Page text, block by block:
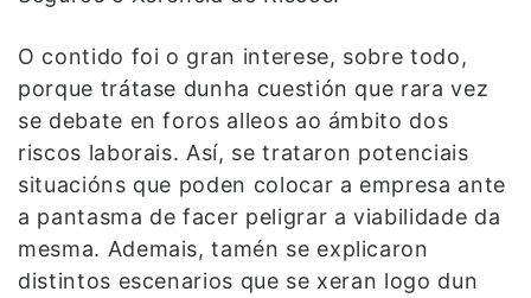
O contido foi o gran interese, sobre todo,
porque trátase dunha cuestión que rara vez
se debate en foros alleos ao ámbito dos
riscos laborais. Así, se trataron potenciais
situacións que poden colocar a empresa ante
a pantasma de facer peligrar a viabilidade da
mesma. Ademais, tamén se explicaron
distintos escenarios que se xeran logo dun